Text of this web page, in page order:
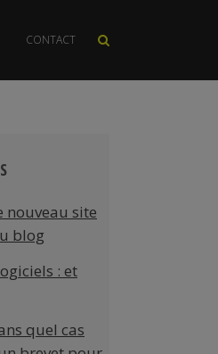
CONTACT
nouveau site
blog
: et
quel cas